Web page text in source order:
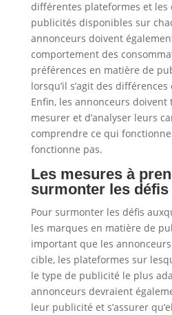
différentes plateformes et les
publicités disponibles sur
annonceurs doivent
comportement des
préférences en matière de
lorsqu’il s’agit des
Enfin, les annonceurs doivent
mesurer et d’analyser leurs
comprendre ce qui
fonctionne pas.
Les mesures à
surmonter les défis
Pour surmonter les défis
les marques en matière de
important que les
cible, les plateformes sur
le type de publicité le plus
annonceurs devraient
leur publicité et s’assurer